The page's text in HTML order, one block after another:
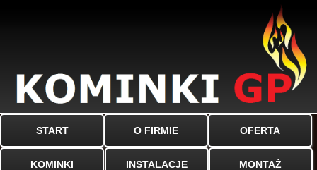
START O FIRMIE OFERTA
KOMINKI INSTALACJE MONTAŻ